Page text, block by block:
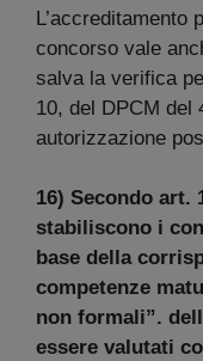
L’accreditamento
concorso vale
salva la verifica
10, del DPCM del
autorizzazione
16) Secondo art.
stabiliscono i
base della
competenze
non formali”.
essere valutati